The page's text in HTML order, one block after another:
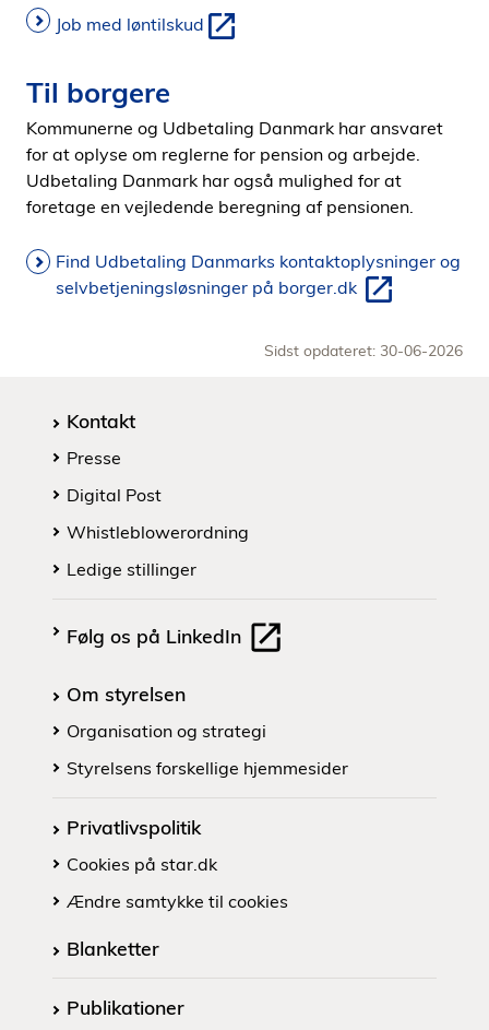
Job med løntilskud
Til borgere
Kommunerne og Udbetaling Danmark har ansvaret
for at oplyse om reglerne for pension og arbejde.
Udbetaling Danmark har også mulighed for at
foretage en vejledende beregning af pensionen.
Find Udbetaling Danmarks kontaktoplysninger og
selvbetjeningsløsninger på borger.dk
Sidst opdateret: 30-06-2026
Kontakt
Presse
Digital Post
Whistleblowerordning
Ledige stillinger
Følg os på LinkedIn
Om styrelsen
Organisation og strategi
Styrelsens forskellige hjemmesider
Privatlivspolitik
Cookies på star.dk
Ændre samtykke til cookies
Blanketter
Publikationer